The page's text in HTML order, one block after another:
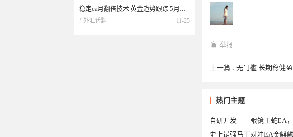
15796200
举报
上一篇 : 无门槛 长期稳健
热门主题
自研开发——眼镜王蛇EA，
稳定ea月翻倍技术 黄金趋势跟踪 5月开跑到现在
# 外汇话题 11-25